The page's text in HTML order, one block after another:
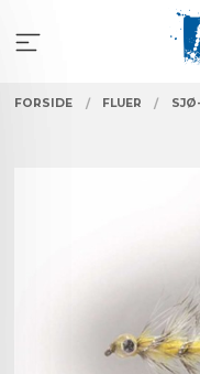
innholdet
FORSIDE FLUER